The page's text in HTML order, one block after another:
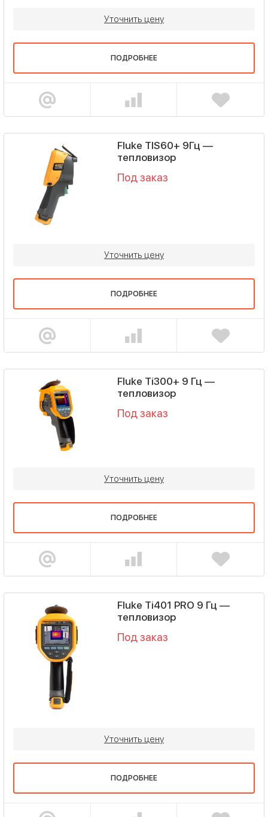
Уточнить цену
ПОДРОБНЕЕ
Fluke TIS60+ 9Гц —
тепловизор
Под заказ
Уточнить цену
ПОДРОБНЕЕ
Fluke Ti300+ 9 Гц —
тепловизор
Под заказ
Уточнить цену
ПОДРОБНЕЕ
Fluke Ti401 PRO 9 Гц —
тепловизор
Под заказ
Уточнить цену
ПОДРОБНЕЕ